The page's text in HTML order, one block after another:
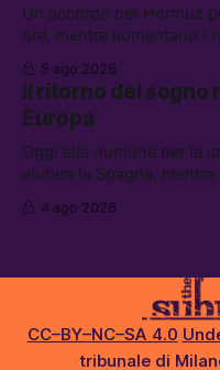
abbandonata
Un accordo per Hormuz
ore, mentre aumentano i
chi aspetta i dispersi di
diluiti, e quanti attivisti
5 ago 2026
Il ritorno del sogno
Europa
Oggi alla riunione per la
aiutare la Spagna,
spontanei a Gaza, un
4 ago 2026
CC–BY–NC–SA 4.0
tribunale di